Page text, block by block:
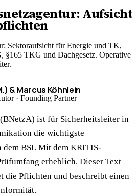
Aufsicht
Sektoraufsicht für Energie und TK,
§165 TKG und Dachgesetz. Operative
& Marcus Köhnlein
· Founding Partner
ist für Sicherheitsleiter in
die wichtigste
dem BSI. Mit dem KRITIS-
erheblich. Dieser Text
die Pflichten und beschreibt einen